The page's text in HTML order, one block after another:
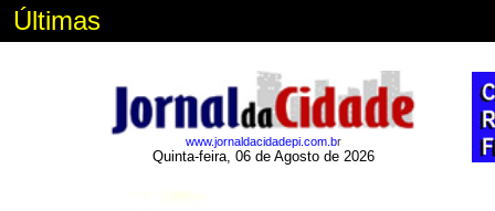
Últimas
www.jornaldacidadepi.com.br
Quinta-feira, 06 de Agosto de 2026